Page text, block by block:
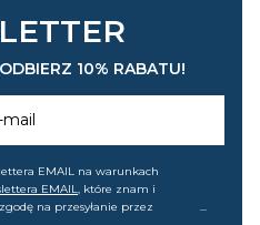
10% RABATU!
mail
EMAIL na warunkach
EMAIL, które znam i
na przesyłanie przez